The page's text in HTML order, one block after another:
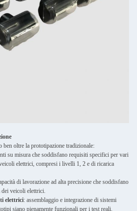
ben oltre la prototipazione tradizionale:
su misura che soddisfano requisiti specifici per vari
elettrici, compresi i livelli 1, 2 e di ricarica
di lavorazione ad alta precisione che soddisfano
veicoli elettrici.
elettrici: assemblaggio e integrazione di sistemi
siano pienamente funzionali per i test reali.